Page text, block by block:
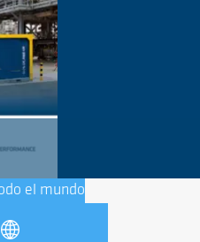
el mundo